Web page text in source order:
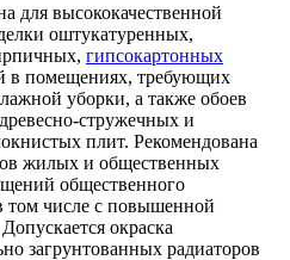
для высококачественной
оштукатуренных,
гипсокартонных
в помещениях, требующих
уборки, а также обоев
стружечных и
плит. Рекомендована
жилых и общественных
общественного
том числе с повышенной
окраска
загрунтованных радиаторов